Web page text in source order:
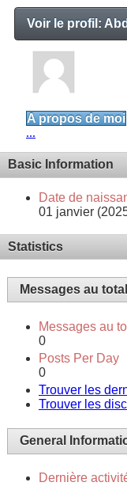
Voir le profil:
A propos de moi
...
Basic Information
Date de
01 janvier
Statistics
Messages au total
Messages au
0
Posts Per Day
0
Trouver les
Trouver les
General
Dernière